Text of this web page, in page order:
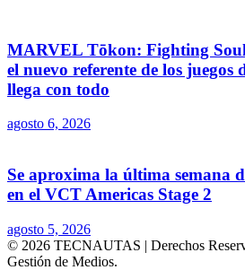
MARVEL Tōkon: Fighting
el nuevo referente de los juegos
llega con todo
agosto 6, 2026
Se aproxima la última semana
en el VCT Americas Stage 2
agosto 5, 2026
© 2026 TECNAUTAS | Derechos
Gestión de Medios.